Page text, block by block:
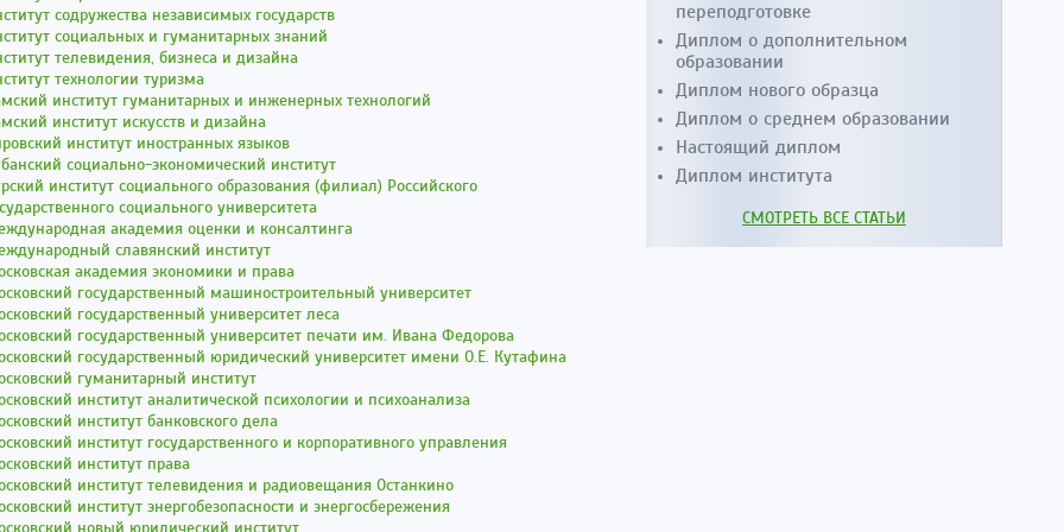
содружества независимых государств
социальных и гуманитарных знаний
телевидения, бизнеса и дизайна
технологии туризма
институт гуманитарных и инженерных технологий
институт искусств и дизайна
институт иностранных языков
социально-экономический институт
институт социального образования (филиал) Российского
социального университета
академия оценки и консалтинга
славянский институт
академия экономики и права
государственный машиностроительный университет
государственный университет леса
государственный университет печати им. Ивана Федорова
государственный юридический университет имени О.Е. Кутафина
гуманитарный институт
институт аналитической психологии и психоанализа
институт банковского дела
институт государственного и корпоративного управления
институт права
институт телевидения и радиовещания Останкино
институт энергобезопасности и энергосбережения
новый юридический институт
переподготовке
Диплом о дополнительном
образовании
Диплом нового образца
Диплом о среднем образовании
Настоящий диплом
Диплом института
СМОТРЕТЬ ВСЕ СТАТЬИ